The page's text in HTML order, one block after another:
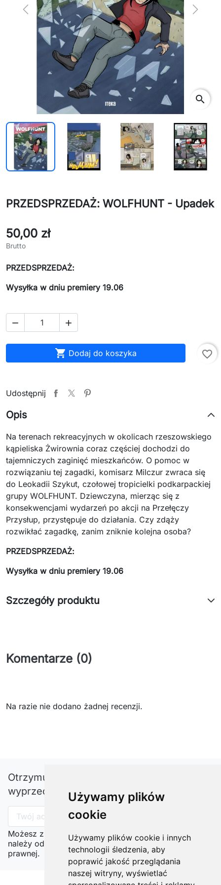
Używamy plików
cookie
Używamy plików cookie i innych
technologii śledzenia, aby
poprawić jakość przeglądania
naszej witryny, wyświetlać
Previous Next
search
PRZEDSPRZEDAŻ: WOLFHUNT - Upadek
50,00 zł
Brutto
PRZEDSPRZEDAŻ:
Wysyłka w dniu premiery 19.06
 
 Dodaj do koszyka favorite_border
Udostępnij
Opis
Na terenach rekreacyjnych w okolicach rzeszowskiego
kąpieliska Żwirownia coraz częściej dochodzi do
tajemniczych zaginięć mieszkańców. O pomoc w
rozwiązaniu tej zagadki, komisarz Milczur zwraca się
do Leokadii Szykut, czołowej tropicielki podkarpackiej
grupy WOLFHUNT. Dziewczyna, mierząc się z
konsekwencjami wydarzeń po akcji na Przełęczy
Przysłup, przystępuje do działania. Czy zdąży
rozwikłać zagadkę, zanim zniknie kolejna osoba?
PRZEDSPRZEDAŻ:
Wysyłka w dniu premiery 19.06
Szczegóły produktu
Komentarze (0)
Na razie nie dodano żadnej recenzji.
Otrzymuj informację o nowościach i
wyprzedażach
Możesz zrezygnować w każdej chwili. W tym celu
należy odnaleźć szczegóły w naszej informacji
prawnej.